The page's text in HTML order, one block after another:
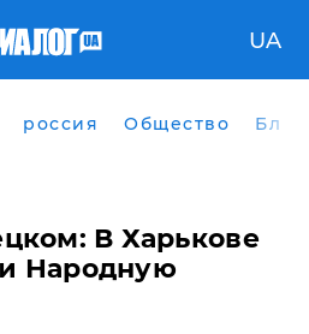
UA
россия Общество
В Харькове
Народную